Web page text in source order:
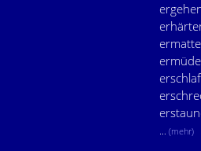
... (mehr)